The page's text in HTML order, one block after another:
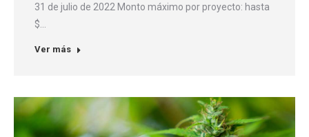
31 de julio de 2022 Monto máximo por proyecto: hasta
$…
Ver más